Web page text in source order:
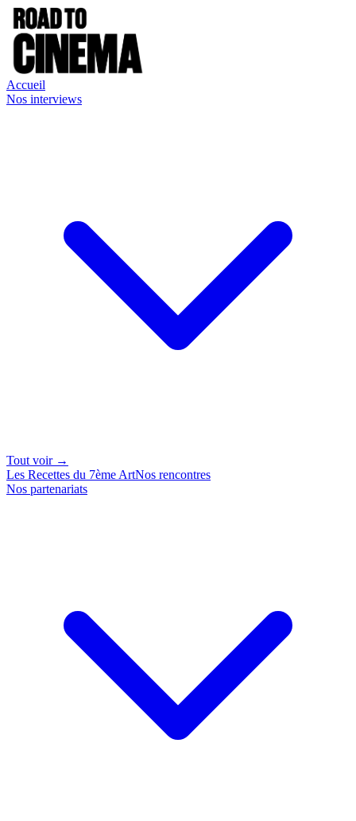
Accueil
Nos interviews
Tout voir →
Les Recettes du 7ème ArtNos rencontres
Nos partenariats